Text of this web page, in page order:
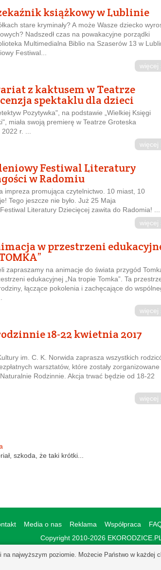
książkowy w Lublinie
stare kryminały? A może Wasze dziecko
Nadszedł czas na powakacyjne porządki
Multimedialna Biblio na Szaserów 13 w
Festiwal...
więcej
z kaktusem w Teatrze
spektaklu dla dzieci
Pozytywka", na podstawie „Wielkiej Księgi
miała swoją premierę w Teatrze Groteska
r. ...
więcej
Festiwal Literatury
w Radomiu
impreza promująca czytelnictwo. 10 miast, 10
Tego jeszcze nie było. Już 25 Maja
Literatury Dziecięcej zawita do Radomia! ...
więcej
w przestrzeni
zapraszamy na animacje do świata przygód
edukacyjnej „Na tropie Tomka”. Ta
łączące pokolenia i zachęcające do
więcej
18-22 kwietnia 2017
im. C. K. Norwida zaprasza wszystkich
warsztatów, które zostały zorganizowane
Rodzinnie. Akcja trwać będzie od 18-22
więcej
szkoda, że taki krótki...
Media o nas Reklama Współpraca
Copyright 2010-2026 EKORODZICE.PL
najwyższym poziomie. Możecie Państwo w